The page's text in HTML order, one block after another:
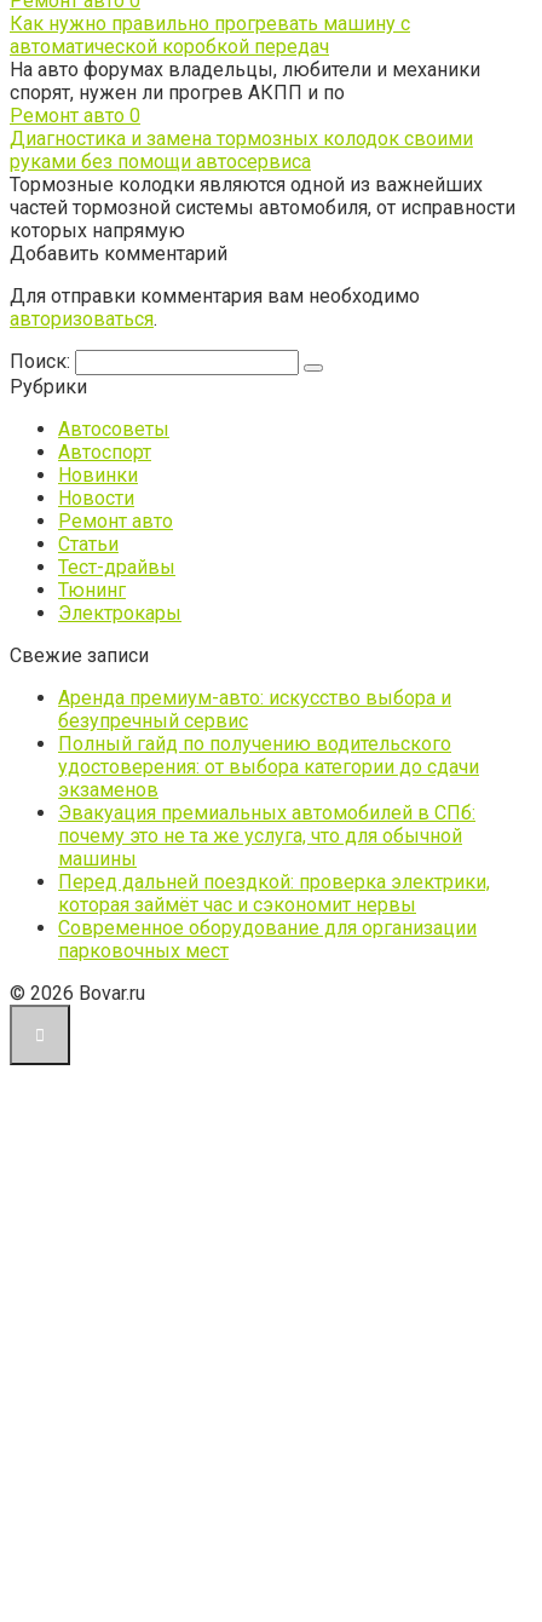
Как нужно правильно прогревать машину с
автоматической коробкой передач
На авто форумах владельцы, любители и механики
спорят, нужен ли прогрев АКПП и по
Ремонт авто 0
Диагностика и замена тормозных колодок своими
руками без помощи автосервиса
Тормозные колодки являются одной из важнейших
частей тормозной системы автомобиля, от исправности
которых напрямую
Добавить комментарий
Для отправки комментария вам необходимо
авторизоваться.
Поиск:
Рубрики
Автосоветы
Автоспорт
Новинки
Новости
Ремонт авто
Статьи
Тест-драйвы
Тюнинг
Электрокары
Свежие записи
Аренда премиум-авто: искусство выбора и
безупречный сервис
Полный гайд по получению водительского
удостоверения: от выбора категории до сдачи
экзаменов
Эвакуация премиальных автомобилей в СПб:
почему это не та же услуга, что для обычной
машины
Перед дальней поездкой: проверка электрики,
которая займёт час и сэкономит нервы
Современное оборудование для организации
парковочных мест
© 2026 Bovar.ru